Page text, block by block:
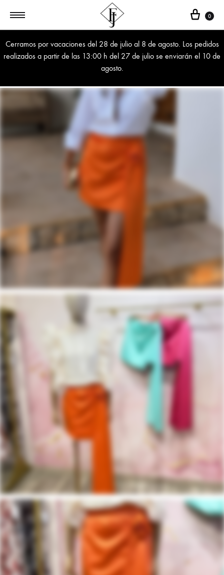
Cerramos por vacaciones del 28 de julio al 8 de agosto. Los pedidos
realizados a partir de las 13:00 h del 27 de julio se enviarán el 10 de
agosto.
Cesta
0